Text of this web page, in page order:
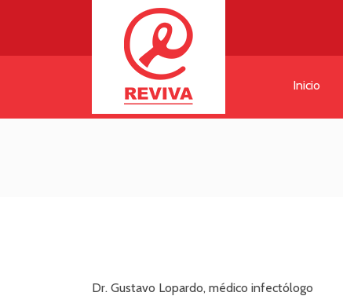
Inicio
Dr. Gustavo Lopardo, médico infectólogo